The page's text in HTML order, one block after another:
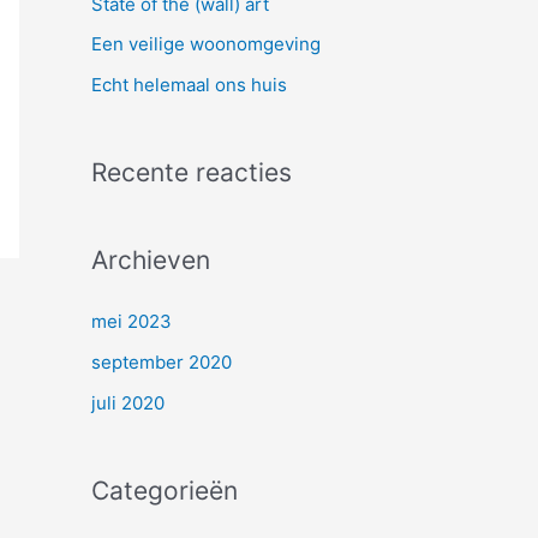
r
:Een veilige woonomgeving
Echt helemaal ons huis
Recente reacties
Archieven
mei 2023
september 2020
juli 2020
Categorieën